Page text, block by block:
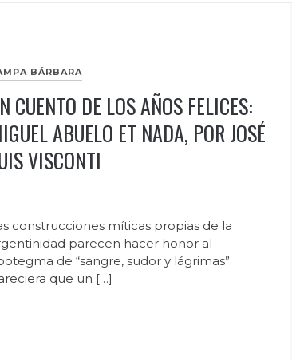
BÁRBARA
CUENTO DE LOS AÑOS FELICES:
ABUELO ET NADA, POR JOSÉ
VISCONTI
construcciones míticas propias de la
parecen hacer honor al
de “sangre, sudor y lágrimas”.
que un […]